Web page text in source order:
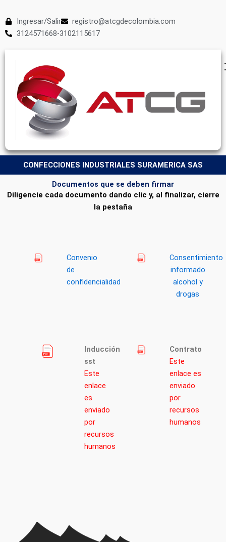
Ingresar/Salir
registro@atcgdecolombia.com
3124571668-3102115617
CONFECCIONES INDUSTRIALES SURAMERICA SAS
Documentos que se deben firmar
Diligencie cada documento dando clic y, al finalizar, cierre
la pestaña
Convenio
de
confidencialidad
Consentimiento
informado
alcohol y
drogas
Inducción
sst
Este
enlace
es
enviado
por
recursos
humanos
Contrato
Este
enlace es
enviado
por
recursos
humanos